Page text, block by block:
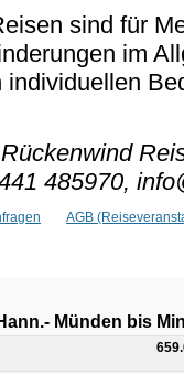
sind für
im
Rückenwind
485970,
AGB
Münden bis